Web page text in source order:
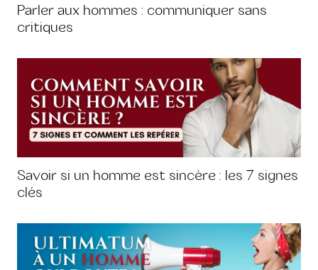
Parler aux hommes : communiquer sans
critiques
Savoir si un homme est sincère : les 7 signes
clés